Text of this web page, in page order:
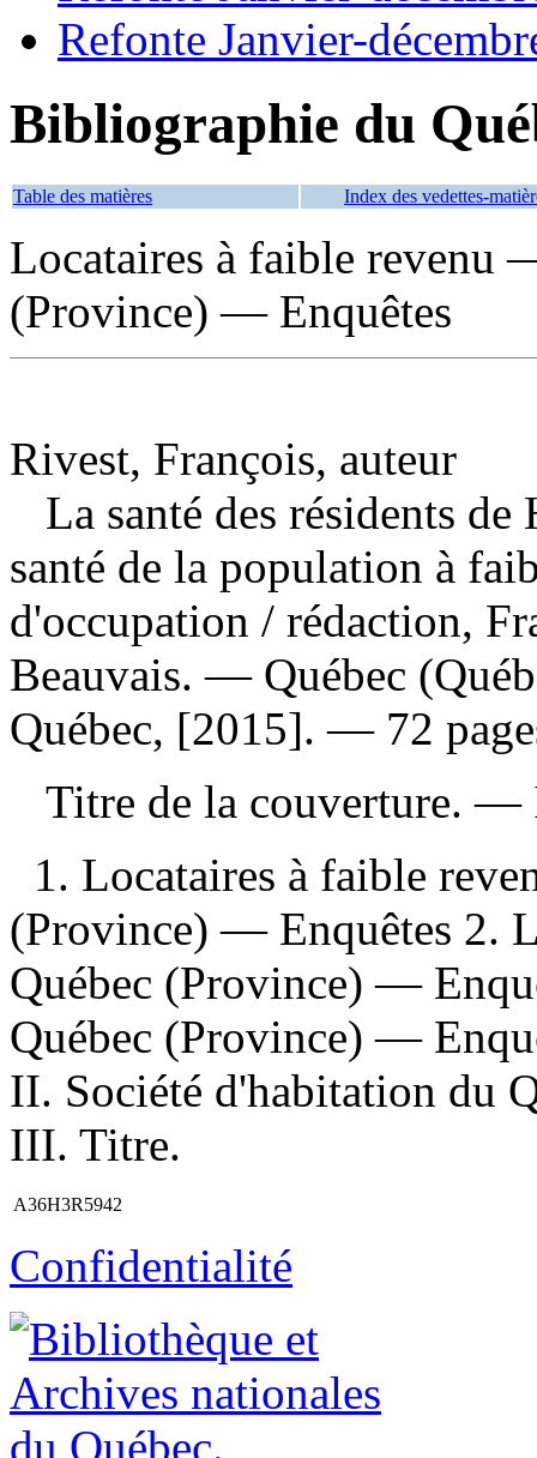
Refonte Janvier-
Bibliographie du
Table des matières Index des vedettes-
Locataires à faible revenu
(Province) — Enquêtes
Rivest, François, auteur
La santé des résidents
santé de la population à
d'occupation / rédaction,
Beauvais. — Québec
Québec, [2015]. — 72
Titre de la couverture. —
1. Locataires à faible
(Province) — Enquêtes 2.
Québec (Province) —
Québec (Province) —
II. Société d'habitation du
III. Titre.
A36H3R5942
Confidentialité